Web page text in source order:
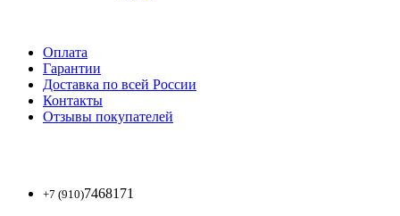
Оплата
Гарантии
Доставка по всей России
Контакты
Отзывы покупателей
+7 (910)7468171